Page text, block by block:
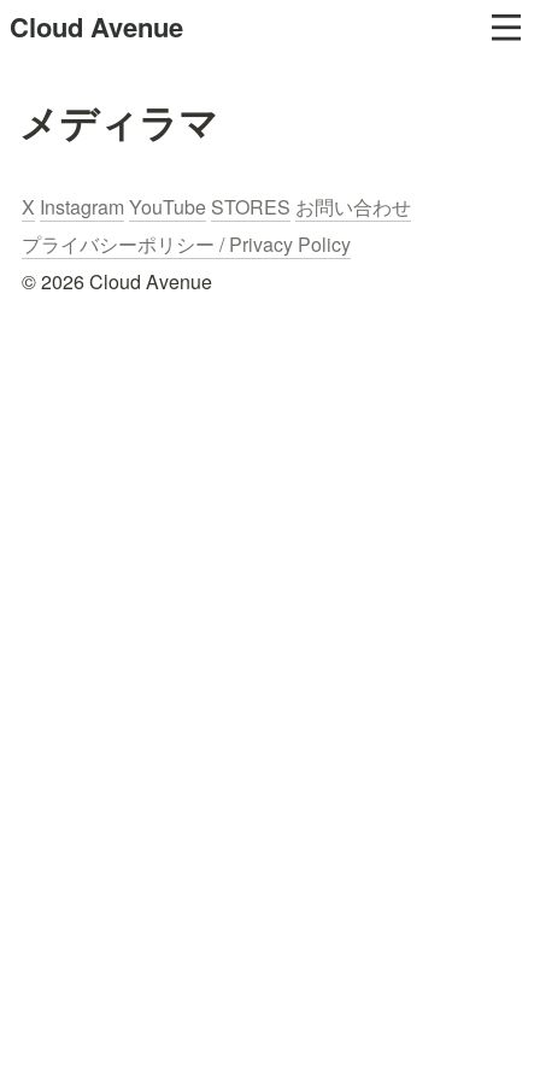
Cloud Avenue
メディラマ
X Instagram YouTube STORES お問い合わせ
プライバシーポリシー / Privacy Policy
© 2026 Cloud Avenue